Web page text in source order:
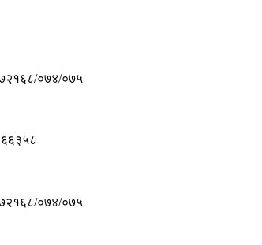
१७२१६८/०७४/०७५
१७२१६८/०७४/०७५